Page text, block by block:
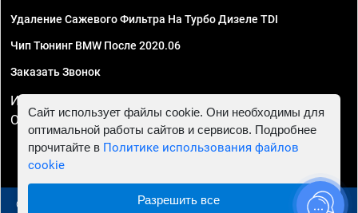
Удаление Сажевого Фильтра На Турбо Дизеле TDI
Чип Тюнинг BMW После 2020.06
Заказать Звонок
ИП Смирнов Георгий Павлович. ИНН 781302555843,
ОГРНИП 324470400032610
© 2010 - 2026 Чип тюнинг в Москве и МО - Автосервис
Сайт использует файлы cookie. Они необходимы для
оптимальной работы сайтов и сервисов. Подробнее
прочитайте в Политике использования файлов
cookie
Разрешить все